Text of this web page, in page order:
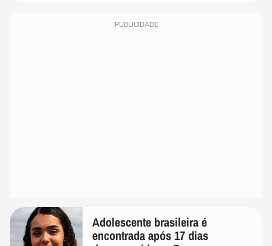
PUBLICIDADE
Adolescente brasileira é
encontrada após 17 dias